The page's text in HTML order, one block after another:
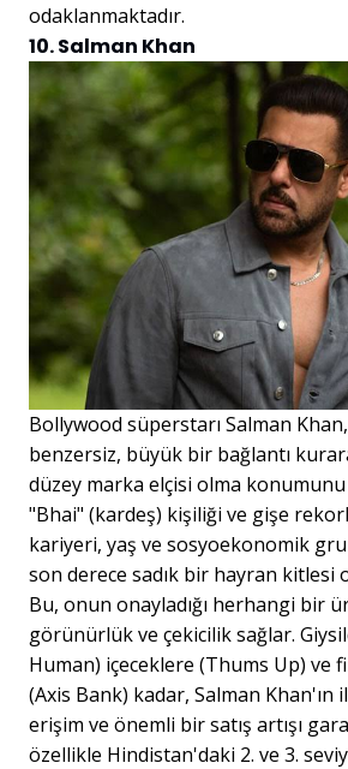
odaklanmaktadır.
10. Salman Khan
Bollywood süperstarı Salman
benzersiz, büyük bir bağlantı
düzey marka elçisi olma konumunu
"Bhai" (kardeş) kişiliği ve gişe
kariyeri, yaş ve sosyoekonomik
son derece sadık bir hayran kitlesi
Bu, onun onayladığı herhangi bir
görünürlük ve çekicilik sağlar.
Human) içeceklere (Thums Up) ve
(Axis Bank) kadar, Salman Khan'ın
erişim ve önemli bir satış artışı
özellikle Hindistan'daki 2. ve 3.